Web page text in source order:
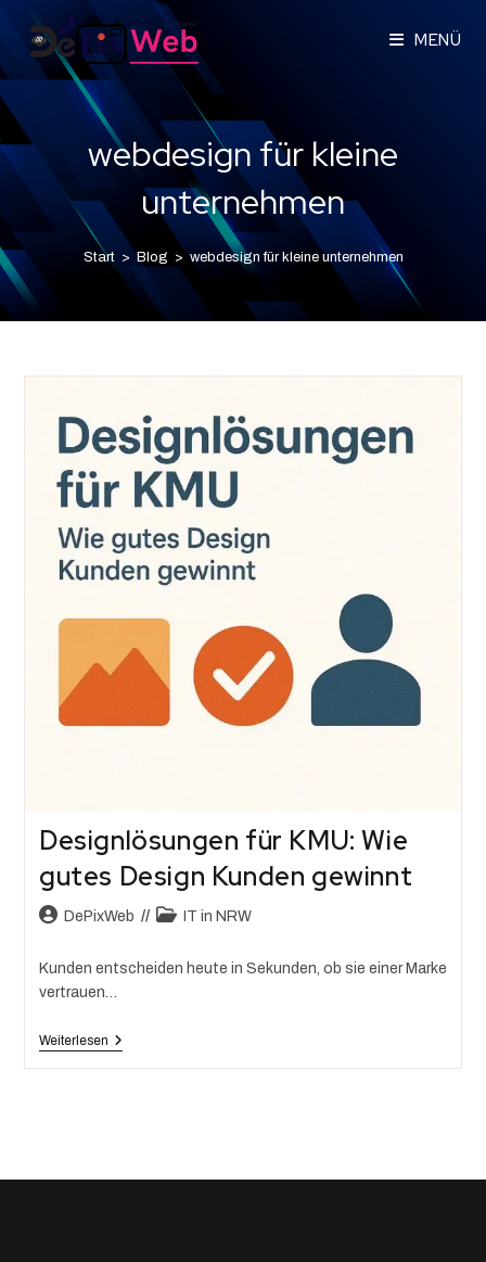
MENÜ
webdesign für kleine
unternehmen
Start > Blog > webdesign für kleine unternehmen
Designlösungen für KMU: Wie
gutes Design Kunden gewinnt
DePixWeb IT in NRW
Kunden entscheiden heute in Sekunden, ob sie einer Marke
vertrauen…
Weiterlesen